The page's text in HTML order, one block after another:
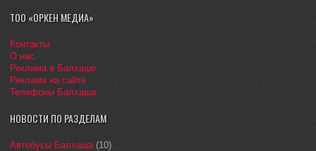
ТОО «ОРКЕН МЕДИА»
Контакты
О нас
Реклама в Балхаше
Реклама на сайте
Телефоны Балхаша
НОВОСТИ ПО РАЗДЕЛАМ
Автобусы Балхаша(10)